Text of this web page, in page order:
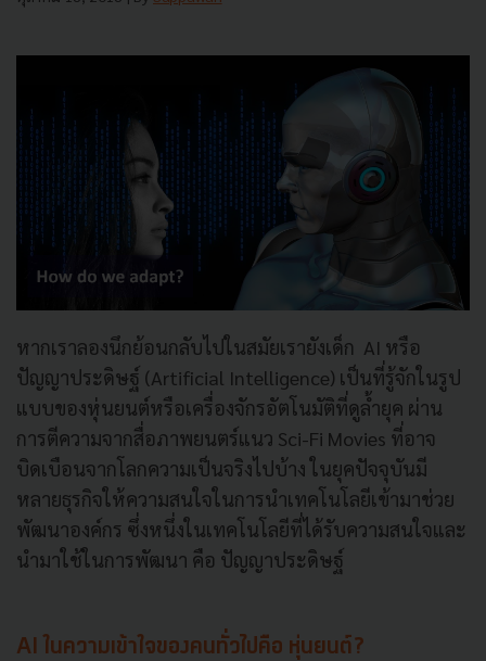
หากเราลองนึกย้อนกลับไปในสมัยเรายังเด็ก AI หรือ
ปัญญาประดิษฐ์ (Artificial Intelligence) เป็นที่รู้จักในรูป
แบบของหุ่นยนต์หรือเครื่องจักรอัตโนมัติที่ดูล้ำยุค ผ่าน
การตีความจากสื่อภาพยนตร์แนว Sci-Fi Movies ที่อาจ
บิดเบือนจากโลกความเป็นจริงไปบ้างในยุคปัจจุบันมี
หลายธุรกิจให้ความสนใจในการนำเทคโนโลยีเข้ามาช่วย
พัฒนาองค์กร ซึ่งหนึ่งในเทคโนโลยีที่ได้รับความสนใจและ
นำมาใช้ในการพัฒนา คือ ปัญญาประดิษฐ์
AI ในความเข้าใจของคนทั่วไปคือ หุ่นยนต์?